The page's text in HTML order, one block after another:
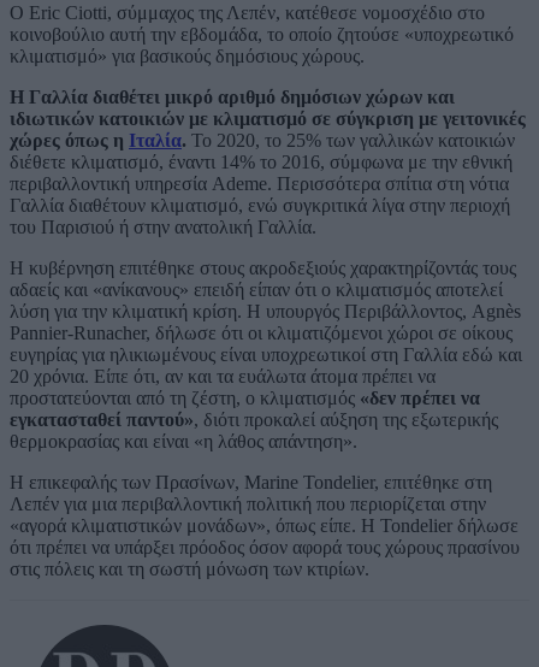
Ο Eric Ciotti, σύμμαχος της Λεπέν, κατέθεσε νομοσχέδιο στο
κοινοβούλιο αυτή την εβδομάδα, το οποίο ζητούσε «υποχρεωτικό
κλιματισμό» για βασικούς δημόσιους χώρους.
Η Γαλλία διαθέτει μικρό αριθμό δημόσιων χώρων και
ιδιωτικών κατοικιών με κλιματισμό σε σύγκριση με γειτονικές
χώρες όπως η Ιταλία. Το 2020, το 25% των γαλλικών κατοικιών
διέθετε κλιματισμό, έναντι 14% το 2016, σύμφωνα με την εθνική
περιβαλλοντική υπηρεσία Ademe. Περισσότερα σπίτια στη νότια
Γαλλία διαθέτουν κλιματισμό, ενώ συγκριτικά λίγα στην περιοχή
του Παρισιού ή στην ανατολική Γαλλία.
Η κυβέρνηση επιτέθηκε στους ακροδεξιούς χαρακτηρίζοντάς τους
αδαείς και «ανίκανους» επειδή είπαν ότι ο κλιματισμός αποτελεί
λύση για την κλιματική κρίση. Η υπουργός Περιβάλλοντος, Agnès
Pannier-Runacher, δήλωσε ότι οι κλιματιζόμενοι χώροι σε οίκους
ευγηρίας για ηλικιωμένους είναι υποχρεωτικοί στη Γαλλία εδώ και
20 χρόνια. Είπε ότι, αν και τα ευάλωτα άτομα πρέπει να
προστατεύονται από τη ζέστη, ο κλιματισμός «δεν πρέπει να
εγκατασταθεί παντού», διότι προκαλεί αύξηση της εξωτερικής
θερμοκρασίας και είναι «η λάθος απάντηση».
Η επικεφαλής των Πρασίνων, Marine Tondelier, επιτέθηκε στη
Λεπέν για μια περιβαλλοντική πολιτική που περιορίζεται στην
«αγορά κλιματιστικών μονάδων», όπως είπε. Η Tondelier δήλωσε
ότι πρέπει να υπάρξει πρόοδος όσον αφορά τους χώρους πρασίνου
στις πόλεις και τη σωστή μόνωση των κτιρίων.